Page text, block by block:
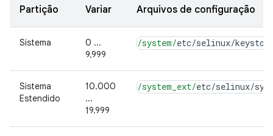
Partição Variar Arquivos de configuração
Sistema
0 ...
9.999
/system/etc/selinux/
Sistema
Estendido
10.000
...
19.999
/system_ext/etc/selinux/